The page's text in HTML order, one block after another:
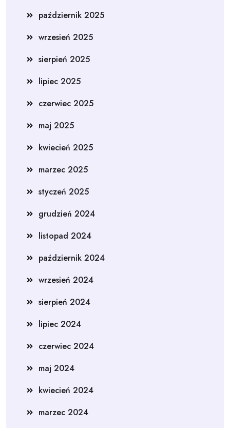
październik 2025
wrzesień 2025
sierpień 2025
lipiec 2025
czerwiec 2025
maj 2025
kwiecień 2025
marzec 2025
styczeń 2025
grudzień 2024
listopad 2024
październik 2024
wrzesień 2024
sierpień 2024
lipiec 2024
czerwiec 2024
maj 2024
kwiecień 2024
marzec 2024